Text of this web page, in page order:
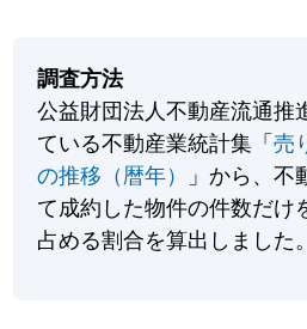
調査方法
公益財団法人不動産流通推
ている不動産業統計集「売
の推移（暦年）
」から、不
て成約した物件の件数だけ
占める割合を算出しました。